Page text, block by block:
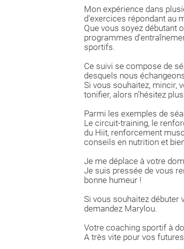
Mon expérience dans
d'exercices répondant au
Que vous soyez débutant
programmes
sportifs.
Ce suivi se compose de
desquels nous
Si vous souhaitez, mincir,
tonifier, alors n'hésitez
Parmi les exemples de
Le circuit-training, le
du Hiit, renforcement
conseils en nutrition et
Je me déplace à votre
Je suis pressée de vous
bonne humeur !
Si vous souhaitez débuter
demandez Marylou.
Votre coaching sportif à
A très vite pour vos